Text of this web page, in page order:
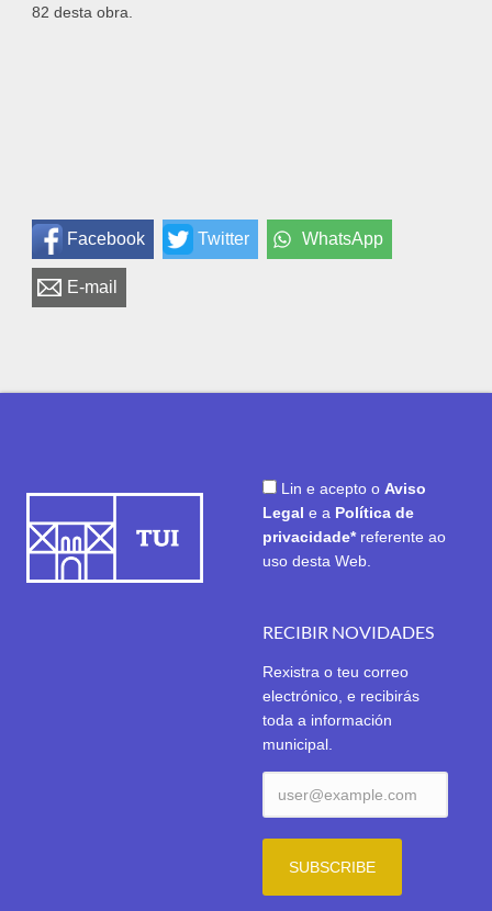
82 desta obra.
Facebook Twitter WhatsApp
E-mail
Lin e acepto o Aviso
Legal e a Política de
privacidade* referente ao
uso desta Web.
RECIBIR NOVIDADES
Rexistra o teu correo
electrónico, e recibirás
toda a información
municipal.